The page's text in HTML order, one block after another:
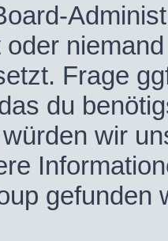
Frage
du
wir
gefunden